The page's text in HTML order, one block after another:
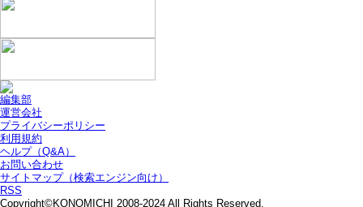
編集部
運営会社
プライバシーポリシー
利用規約
ヘルプ（Q&A）
お問い合わせ
サイトマップ（検索エンジン向け）
RSS
Copyright©KONOMICHI 2008-2024 All Rights Reserved.